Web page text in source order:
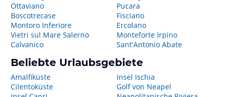
Ottaviano
Boscotrecase
Montoro Inferiore
Vietri sul Mare Salerno
Calvanico
Pucara
Fisciano
Ercolano
Monteforte Irpino
Sant'Antonio Abate
Beliebte Urlaubsgebiete
Amalfiküste
Cilentoküste
Insel Ischia
Golf von Neapel